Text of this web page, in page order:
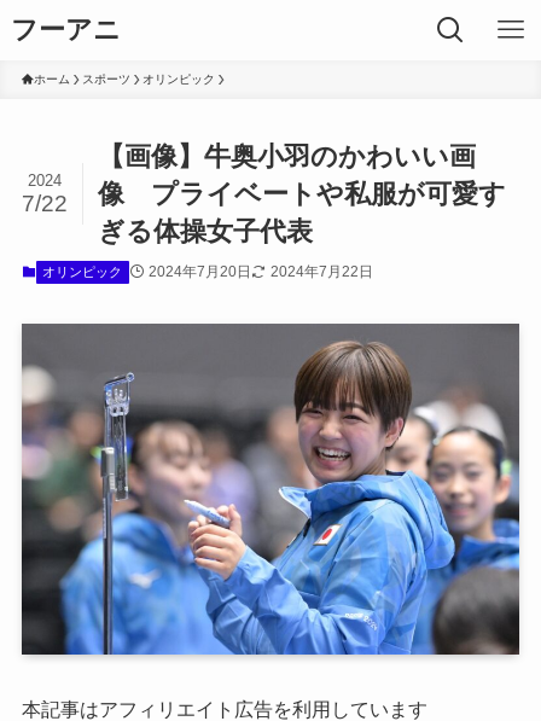
フーアニ
ホーム スポーツ オリンピック
【画像】牛奥小羽のかわいい画
像 プライベートや私服が可愛す
ぎる体操女子代表
2024
7/22
オリンピック 2024年7月20日 2024年7月22日
本記事はアフィリエイト広告を利用しています